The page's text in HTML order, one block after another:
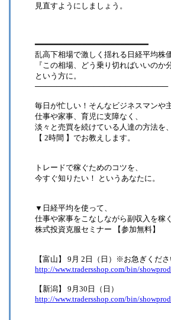
見直すようにしましょう。
━━━━━━━━━━━━━━━━━━━━━━━━
乱高下相場で激しく揺れる日経平均株
『この相場、どう乗り切ればいいのか
という方に。
─────────────────────────
毎日が忙しい！そんなビジネスマンや
仕事や家事、育児に支障なく、
淡々と売買を続けている人達の方法を、
【 2時間 】でお教えします。
トレードで稼ぐためのコツを、
今すぐ知りたい！ というあなたに。
▼日経平均を使って、
仕事や家事をこなしながら副収入を稼
株式投資克服セミナー 【参加無料】
【富山】 9月 2日（日）※お急ぎくだ
http://www.tradersshop.com/bin/
【新潟】 9月30日（日）
http://www.tradersshop.com/bin/